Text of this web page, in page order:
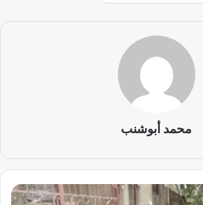
محمد أبوشنب